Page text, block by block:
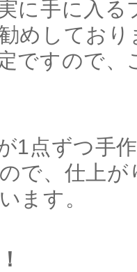
に手に入
めしており
ですので
1点ずつ手
で、仕上が
ます。